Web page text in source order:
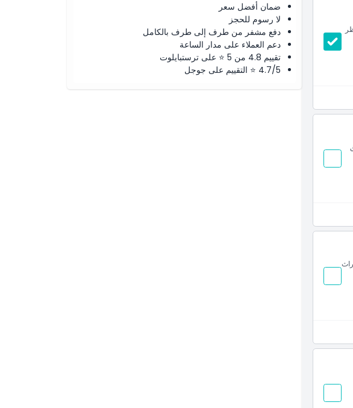
ضمان أفضل سعر
لا رسوم للحجز
دفع مشفر من طرف إلى طرف بالكامل
دعم العملاء على مدار الساعة
تقييم 4.8 من 5 ⭐ على ترستبايلوت
4.7/5 ⭐ التقييم على جوجل